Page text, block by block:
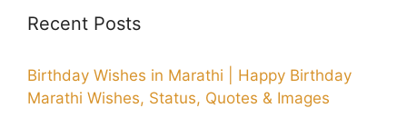
Recent Posts
Birthday Wishes in Marathi | Happy Birthday
Marathi Wishes, Status, Quotes & Images